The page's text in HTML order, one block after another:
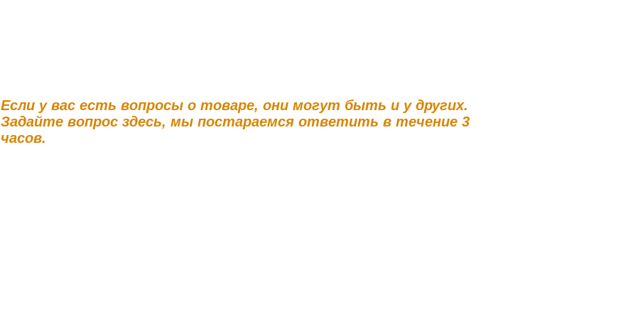
Если у вас есть вопросы о товаре, они могут быть и у других.
Задайте вопрос здесь, мы постараемся ответить в течение 3
часов.